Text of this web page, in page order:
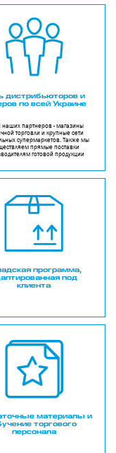
дистрибьюторов и
по всей Украине
наших партнеров - магазины
торговли и крупные сети
супермаркетов. Также мы
прямые поставки
готовой продукции
программа,
под
клиента
материалы и
торгового
персонала